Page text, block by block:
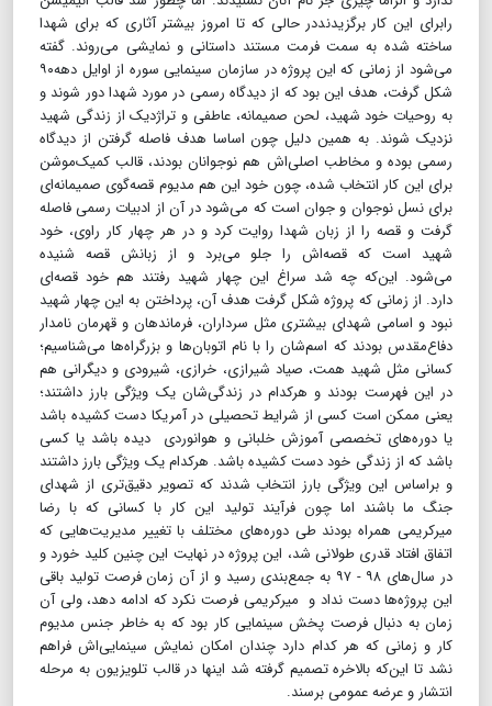
رابرای این کار برگزیدنددر حالی که تا امروز بیشتر آثاری که برای شهدا
ساخته شده به سمت فرمت مستند داستانی و نمایشی می‌روند. گفته
می‌شود از زمانی که این پروژه در سازمان سینمایی سوره از اوایل دهه۹۰
شکل گرفت، هدف این بود که از دیدگاه رسمی در مورد شهدا دور شوند و
به روحیات خود شهید، لحن صمیمانه، عاطفی و تراژدیک از زندگی شهید
نزدیک شوند. به همین دلیل چون اساسا هدف فاصله گرفتن از دیدگاه
رسمی بوده و مخاطب اصلی‌اش هم نوجوانان بودند، قالب کمیک‌موشن
برای این کار انتخاب شده، چون خود این هم مدیوم قصه‌گوی صمیمانه‌ای
برای نسل نوجوان و جوان است که می‌شود در آن از ادبیات رسمی فاصله
گرفت و قصه را از زبان شهدا روایت کرد و در هر چهار کار راوی، خود
شهید است که قصه‌اش را جلو می‌برد و از زبانش قصه شنیده
می‌شود. این‌که چه شد سراغ این چهار شهید رفتند هم خود قصه‌ای
دارد. از زمانی که پروژه شکل گرفت هدف آن، پرداختن به این چهار شهید
نبود و اسامی شهدای بیشتری مثل سرداران، فرماندهان و قهرمان نامدار
دفاع‌مقدس بودند که اسم‌شان را با نام اتوبان‌ها و بزرگراه‌ها می‌شناسیم؛
کسانی مثل شهید همت، صیاد شیرازی، خرازی، شیرودی و دیگرانی هم
در این فهرست بودند و هرکدام در زندگی‌شان یک ویژگی بارز داشتند؛
یعنی ممکن است کسی از شرایط تحصیلی در آمریکا دست کشیده باشد
یا دوره‌های تخصصی آموزش خلبانی و هوانوردی دیده باشد یا کسی
باشد که از زندگی خود دست کشیده باشد. هرکدام یک ویژگی بارز داشتند
و براساس این ویژگی بارز انتخاب شدند که تصویر دقیق‌تری از شهدای
جنگ ما باشند اما چون فرآیند تولید این کار با کسانی که با رضا
میرکریمی همراه بودند طی دوره‌های مختلف با تغییر مدیریت‌هایی که
اتفاق افتاد قدری طولانی شد، این پروژه در نهایت این چنین کلید خورد و
در سال‌های ۹۸ - ۹۷ به جمع‌بندی رسید و از آن زمان فرصت تولید باقی
این پروژه‌ها دست نداد و میرکریمی فرصت نکرد که ادامه دهد، ولی آن
زمان به دنبال فرصت پخش سینمایی کار بود که به خاطر جنس مدیوم
کار و زمانی که هر کدام دارد چندان امکان نمایش سینمایی‌اش فراهم
نشد تا این‌که بالاخره تصمیم گرفته شد اینها در قالب تلویزیون به مرحله
انتشار و عرضه عمومی برسند.